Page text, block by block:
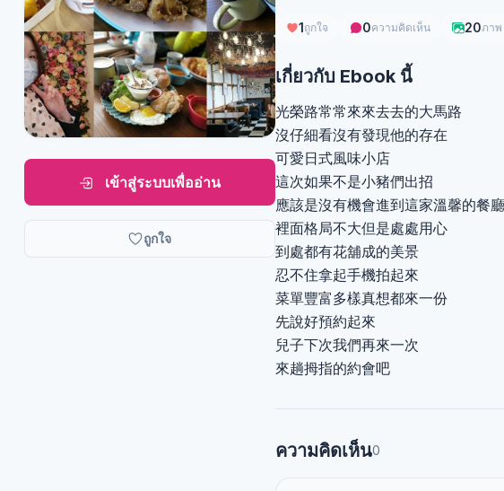
เข้าสู่ระบบเพื่ออ่าน
ถูกใจ
1ถูกใจ 0ความคิดเห็น 20ภาพ
เกี่ยวกับ Ebook นี้
光榮路常常來來去去的大馬路
沒仔細看沒有發現他的存在
可愛日式風味小店
這次如果不是小豬們出招
應該是沒有機會進到這家溫馨的餐廳
裡面格局不大但是處處用心
到處都有花舖成的美景
忍不住拿起手機拍起來
菜單豐富多樣真想都來一份
先說好預約起來
兒子下次我們再來一次
來趟拇指的約會吧
ความคิดเห็น0